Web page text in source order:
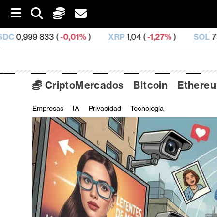
i
p
t
) XRP1,04 (-1,27% ) SOL73,46 (-0,69%)
C
r
i
p
t
o
M
e
CriptoMercados Bitcoin
Empresas IA Privacidad Tecnología